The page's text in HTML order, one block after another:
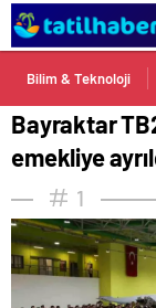
Bilim & Teknoloji
Bayraktar
emekliye
1